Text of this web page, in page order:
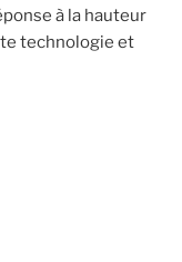
à la hauteur
technologie et